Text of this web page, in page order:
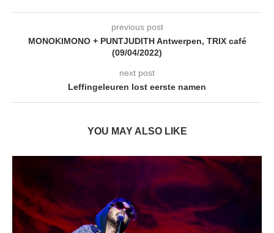
previous post
MONOKIMONO + PUNTJUDITH Antwerpen, TRIX café
(09/04/2022)
next post
Leffingeleuren lost eerste namen
YOU MAY ALSO LIKE